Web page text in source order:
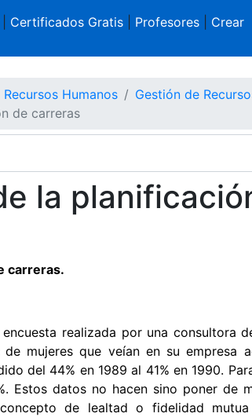
Certificados Gratis| Profesores| Crear
Recursos Humanos
Gestión de
de carreras
la
carreras.
encuesta realizada por una consultora
mujeres que veían en su empresa
del 44% en 1989 al 41% en 1990.
Estos datos no hacen sino poner de
de lealtad o fidelidad